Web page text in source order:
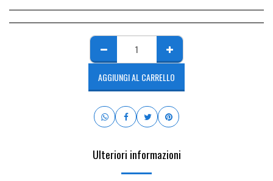
AGGIUNGI AL CARRELLO
Ulteriori informazioni